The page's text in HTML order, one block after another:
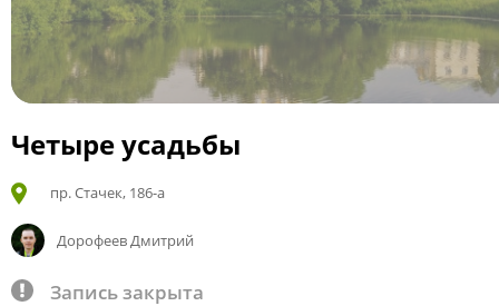
Четыре усадьбы
пр. Стачек, 186-а
Дорофеев Дмитрий
Запись закрыта